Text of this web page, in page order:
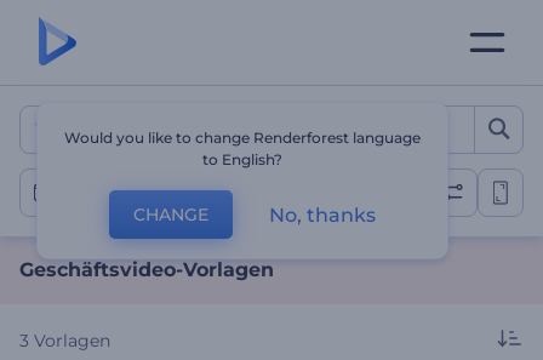
Geschäftsvideo-Vorlagen
Geschäftsvideos
Geschäftsvideo-Vorlagen
3 Vorlagen
Would you like to change Renderforest language
to English?
CHANGE No, thanks